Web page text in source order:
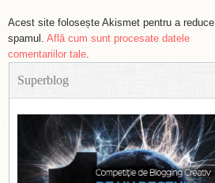
Acest site folosește Akismet pentru a reduce
spamul. Află cum sunt procesate datele
comentariilor tale.
Superblog